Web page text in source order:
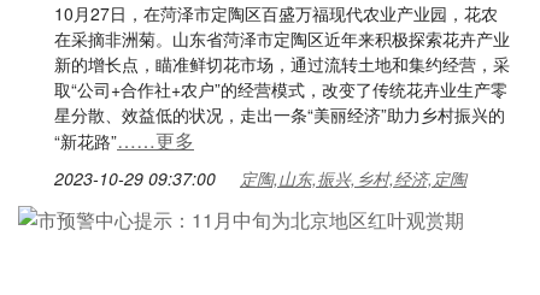
10月27日，在菏泽市定陶区百盛万福现代农业产业园，花农
在采摘非洲菊。山东省菏泽市定陶区近年来积极探索花卉产业
新的增长点，瞄准鲜切花市场，通过流转土地和集约经营，采
取“公司+合作社+农户”的经营模式，改变了传统花卉业生产零
星分散、效益低的状况，走出一条“美丽经济”助力乡村振兴的
“新花路”……更多
2023-10-29 09:37:00 定陶,山东,振兴,乡村,经济,定陶